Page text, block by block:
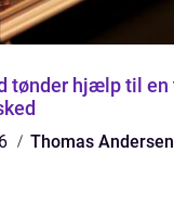
til en tryg og
Thomas Andersen